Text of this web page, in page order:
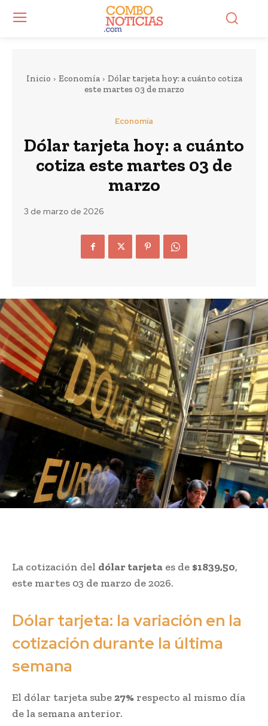
Inicio Economía
Dólar tarjeta hoy: a cuánto cotiza
este martes 03 de marzo
Economía
Dólar tarjeta hoy: a cuánto
cotiza este martes 03 de
marzo
3 de marzo de 2026
La cotización del dólar tarjeta es de $1839,50,
este martes 03 de marzo de 2026.
Dólar tarjeta: la variación en la
cotización durante la última
semana
El dólar tarjeta sube27% respecto al mismo día
de la semana anterior.